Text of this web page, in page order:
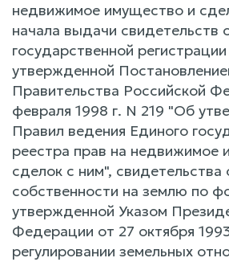
недвижимое имущество и
начала выдачи свидетельств
государственной
утвержденной
Правительства Российской
февраля 1998 г. N 219 "Об
Правил ведения Единого
реестра прав на недвижимое
сделок с ним", свидетельства
собственности на землю по
утвержденной Указом
Федерации от 27 октября
регулировании земельных